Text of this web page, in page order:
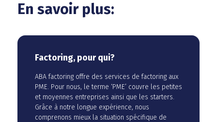
En savoir plus:
Factoring, pour qui?
ABA factoring offre des services de factoring aux
PME. Pour nous, le terme ‘PME’ couvre les petites
et moyennes entreprises ainsi que les starters.
Grâce à notre longue expérience, nous
comprenons mieux la situation spécifique de